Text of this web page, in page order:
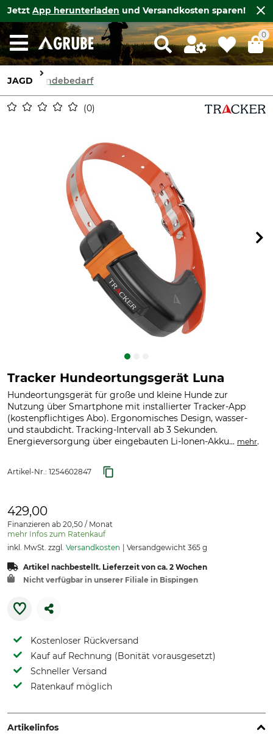
Jetzt App herunterladen und Versandkosten sparen!
0
JAGD Hundebedarf
0
Tracker Hundeortungsgerät Luna
Hundeortungsgerät für große und kleine Hunde zur
Nutzung über Smartphone mit installierter Tracker-App
(kostenpflichtiges Abo). Ergonomisches Design, wasser-
und staubdicht. Tracking-Intervall ab 3 Sekunden.
Energieversorgung über eingebauten Li-Ionen-Akku... mehr.
Artikel-Nr.: 1254602847
429,00
Finanzieren ab 20,50 / Monat
mehr Infos zum Ratenkauf
inkl. MwSt. zzgl. Versandkosten Versandgewicht 365 g
Artikel nachbestellt. Lieferzeit von ca. 2 Wochen
Nicht verfügbar in unserer Filiale in Bispingen
Kostenloser Rückversand
Kauf auf Rechnung (Bonität vorausgesetzt)
Schneller Versand
Ratenkauf möglich
Artikelinfos